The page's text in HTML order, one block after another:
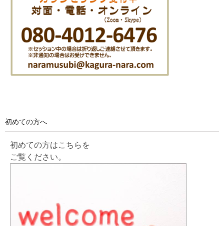
初めての方へ
初めての方はこちらを
ご覧ください。